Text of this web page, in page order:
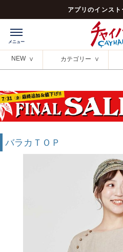
アプリのインス
NEW カテゴリー
バラカＴＯＰ